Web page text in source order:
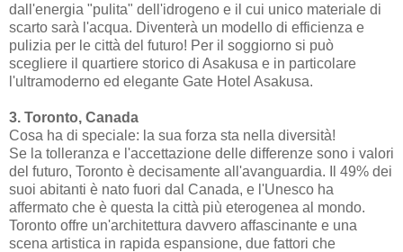
dall'energia "pulita" dell'idrogeno e il cui unico materiale di
scarto sarà l'acqua. Diventerà un modello di efficienza e
pulizia per le città del futuro! Per il soggiorno si può
scegliere il quartiere storico di Asakusa e in particolare
l'ultramoderno ed elegante Gate Hotel Asakusa.
3. Toronto, Canada
Cosa ha di speciale: la sua forza sta nella diversità!
Se la tolleranza e l'accettazione delle differenze sono i valori
del futuro, Toronto è decisamente all'avanguardia. Il 49% dei
suoi abitanti è nato fuori dal Canada, e l'Unesco ha
affermato che è questa la città più eterogenea al mondo.
Toronto offre un'architettura davvero affascinante e una
scena artistica in rapida espansione, due fattori che